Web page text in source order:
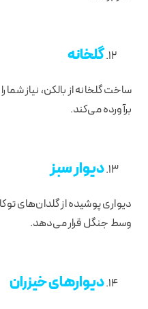
گلخانه
ساخت گلخانه از بالکن، نیاز
برآورده می‌کند.
دیوار سبز
دیواری پوشیده از گلدان‌های
وسط جنگل قرار می‌دهد.
دیوارهای خیزران